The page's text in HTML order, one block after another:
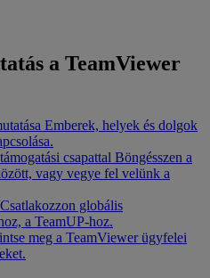
a TeamViewer
Emberek, helyek és dolgok
csapattal Böngésszen a
vagy vegye fel velünk a
Csatlakozzon globális
a TeamUP-hoz.
meg a TeamViewer ügyfelei